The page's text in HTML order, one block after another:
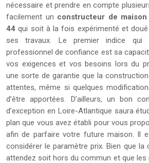
nécessaire et prendre en compte
facilement un constructeur de maison
44 qui soit à la fois expérimenté et
ses travaux. Le premier indice
professionnel de confiance est sa
vos exigences et vos besoins lors du
une sorte de garantie que la
attentes, même si quelques
d’être apportées. D’ailleurs, un bon
d’exception en Loire-Atlantique saura
plan que vous avez établi pour vous
afin de parfaire votre future maison. Il
considérer le paramètre prix. Bien que
attendez soit hors du commun et que les